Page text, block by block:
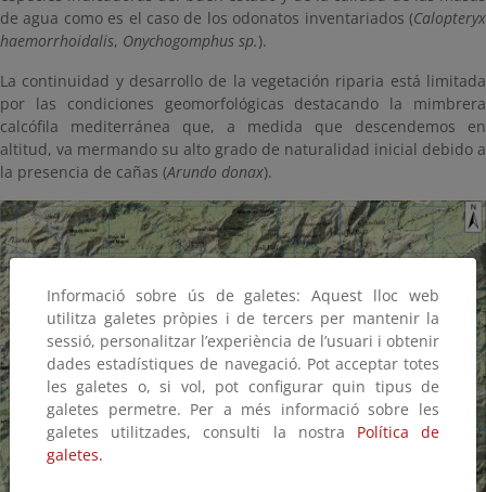
de agua como es el caso de los odonatos inventariados (Calopteryx
haemorrhoidalis, Onychogomphus sp.).
La continuidad y desarrollo de la vegetación riparia está limitada
por las condiciones geomorfológicas destacando la mimbrera
calcófila mediterránea que, a medida que descendemos en
altitud, va mermando su alto grado de naturalidad inicial debido a
la presencia de cañas (Arundo donax).
Informació sobre ús de galetes: Aquest lloc web
utilitza galetes pròpies i de tercers per mantenir la
sessió, personalitzar l’experiència de l’usuari i obtenir
dades estadístiques de navegació. Pot acceptar totes
les galetes o, si vol, pot configurar quin tipus de
galetes permetre. Per a més informació sobre les
galetes utilitzades, consulti la nostra Política de
galetes.